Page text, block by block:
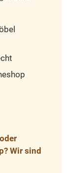
Wir sind